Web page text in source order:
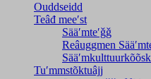
Ouddseidd
Teâđ meeʹst
Sääʹmteʹǧǧ
Reâuggmen
Tuʹmmstõktuâjj